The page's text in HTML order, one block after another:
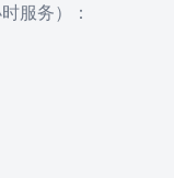
服务）：